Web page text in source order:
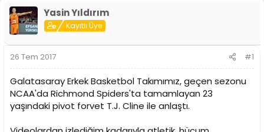
u
y
u
B
a
ş
l
a
t
a
n
a
n
ı
t
a
r
i
h
Yasin Yıldırım
Kayıtlı Üye
26 Tem 2017 #1
Galatasaray Erkek Basketbol Takımımız, geçen sezonu
NCAA'da Richmond Spiders'ta tamamlayan 23
yaşındaki pivot forvet T.J. Cline ile anlaştı.